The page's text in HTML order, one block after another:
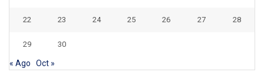
22 23 24 25 26 27 28
29 30
« Ago Oct »